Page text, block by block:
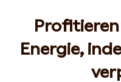
Energie,